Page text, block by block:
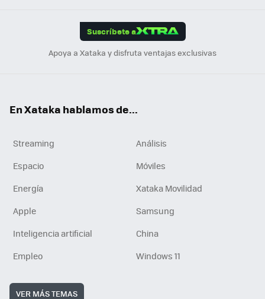
Suscríbete a
Apoya a Xataka y disfruta ventajas exclusivas
En Xataka hablamos de...
Streaming
Análisis
Espacio
Móviles
Energía
Xataka Movilidad
Apple
Samsung
Inteligencia artificial
China
Empleo
Windows 11
VER MÁS TEMAS